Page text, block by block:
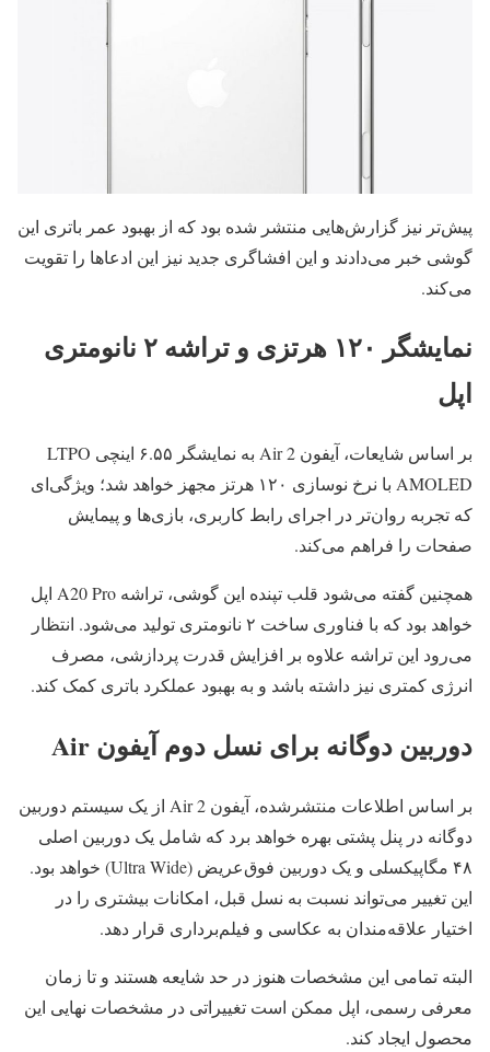
پیش‌تر نیز گزارش‌هایی منتشر شده بود که از بهبود عمر باتری این
گوشی خبر می‌دادند و این افشاگری جدید نیز این ادعاها را تقویت
می‌کند.
نمایشگر ۱۲۰ هرتزی و تراشه ۲ نانومتری
اپل
بر اساس شایعات، آیفون Air 2 به نمایشگر ۶.۵۵ اینچی LTPO
AMOLED با نرخ نوسازی ۱۲۰ هرتز مجهز خواهد شد؛ ویژگی‌ای
که تجربه روان‌تر در اجرای رابط کاربری، بازی‌ها و پیمایش
صفحات را فراهم می‌کند.
همچنین گفته می‌شود قلب تپنده این گوشی، تراشه A20 Pro اپل
خواهد بود که با فناوری ساخت ۲ نانومتری تولید می‌شود. انتظار
می‌رود این تراشه علاوه بر افزایش قدرت پردازشی، مصرف
انرژی کمتری نیز داشته باشد و به بهبود عملکرد باتری کمک کند.
دوربین دوگانه برای نسل دوم آیفون Air
بر اساس اطلاعات منتشرشده، آیفون Air 2 از یک سیستم دوربین
دوگانه در پنل پشتی بهره خواهد برد که شامل یک دوربین اصلی
۴۸ مگاپیکسلی و یک دوربین فوق‌عریض (Ultra Wide) خواهد بود.
این تغییر می‌تواند نسبت به نسل قبل، امکانات بیشتری را در
اختیار علاقه‌مندان به عکاسی و فیلم‌برداری قرار دهد.
البته تمامی این مشخصات هنوز در حد شایعه هستند و تا زمان
معرفی رسمی، اپل ممکن است تغییراتی در مشخصات نهایی این
محصول ایجاد کند.